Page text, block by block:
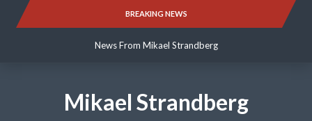
BREAKING NEWS
News From Mikael Strandberg
News From Mikael Strandberg
Mikael Strandberg